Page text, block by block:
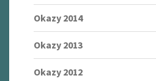
Okazy 2014
Okazy 2013
Okazy 2012